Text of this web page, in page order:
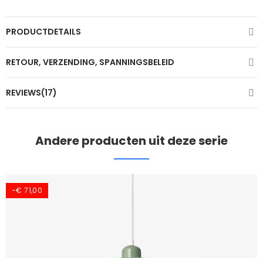
PRODUCTDETAILS
RETOUR, VERZENDING, SPANNINGSBELEID
REVIEWS(17)
Andere producten uit deze serie
-€ 71,00